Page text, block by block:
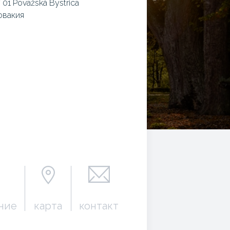
01 Považská Bystrica
карта контакт